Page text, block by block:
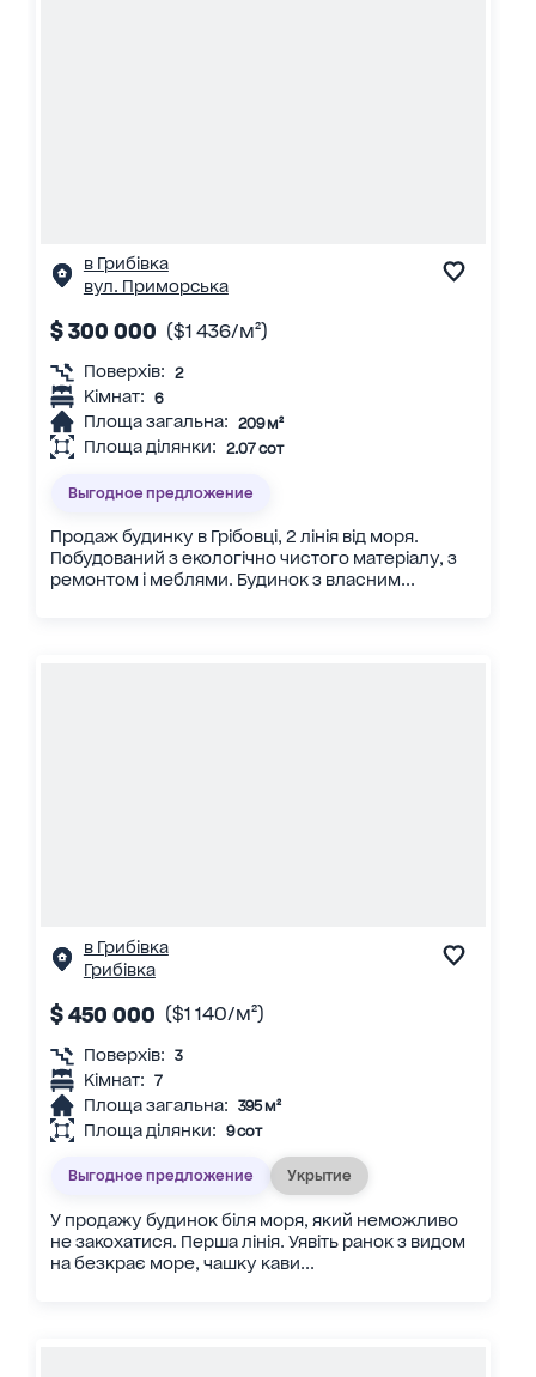
в Грибівка
вул. Приморська
$ 300 000 ($1 436/м²)
Поверхів: 2
Кімнат: 6
Площа загальна: 209 м²
Площа ділянки: 2.07 сот
Выгодное предложение
Продаж будинку в Грібовці, 2 лінія від моря.
Побудований з екологічно чистого матеріалу, з
ремонтом і меблями. Будинок з власним...
в Грибівка
Грибівка
$ 450 000 ($1 140/м²)
Поверхів: 3
Кімнат: 7
Площа загальна: 395 м²
Площа ділянки: 9 сот
Выгодное предложение Укрытие
У продажу будинок біля моря, який неможливо
не закохатися. Перша лінія. Уявіть ранок з видом
на безкрає море, чашку кави...